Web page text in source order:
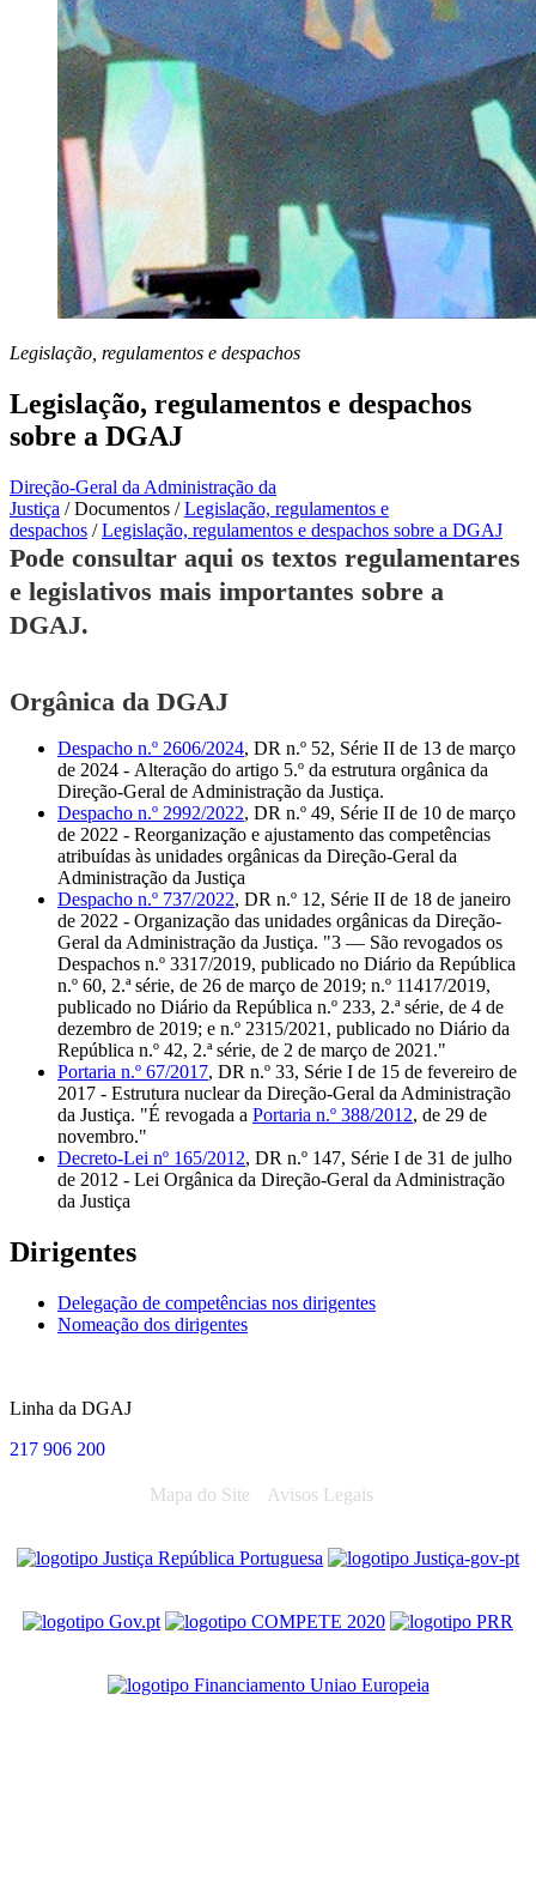
Legislação, regulamentos e despachos
Legislação, regulamentos e despachos
sobre a DGAJ
Direção-Geral da Administração da
Justiça /Documentos /Legislação, regulamentos e
despachos /Legislação, regulamentos e despachos sobre a DGAJ
Pode consultar aqui os textos regulamentares
e legislativos mais importantes sobre a
DGAJ.
Orgânica da DGAJ
Despacho n.º 2606/2024, DR n.º 52, Série II de 13 de março
de 2024 - Alteração do artigo 5.º da estrutura orgânica da
Direção-Geral de Administração da Justiça.
Despacho n.º 2992/2022, DR n.º 49, Série II de 10 de março
de 2022 - Reorganização e ajustamento das competências
atribuídas às unidades orgânicas da Direção-Geral da
Administração da Justiça
Despacho n.º 737/2022, DR n.º 12, Série II de 18 de janeiro
de 2022 - Organização das unidades orgânicas da Direção-
Geral da Administração da Justiça. "3 — São revogados os
Despachos n.º 3317/2019, publicado no Diário da República
n.º 60, 2.ª série, de 26 de março de 2019; n.º 11417/2019,
publicado no Diário da República n.º 233, 2.ª série, de 4 de
dezembro de 2019; e n.º 2315/2021, publicado no Diário da
República n.º 42, 2.ª série, de 2 de março de 2021."
Portaria n.º 67/2017, DR n.º 33, Série I de 15 de fevereiro de
2017 - Estrutura nuclear da Direção-Geral da Administração
da Justiça. "É revogada a Portaria n.º 388/2012, de 29 de
novembro."
Decreto-Lei nº 165/2012, DR n.º 147, Série I de 31 de julho
de 2012 - Lei Orgânica da Direção-Geral da Administração
da Justiça
Dirigentes
Delegação de competências nos dirigentes
Nomeação dos dirigentes
Linha da DGAJ
217 906 200
Mapa do Site Avisos Legais